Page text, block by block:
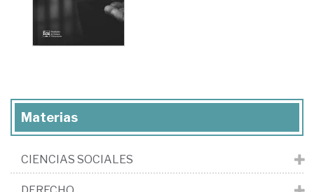
Materias
CIENCIAS SOCIALES